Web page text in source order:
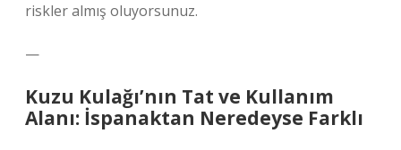
riskler almış oluyorsunuz.
—
Kuzu Kulağı’nın Tat ve Kullanım
Alanı: İspanaktan Neredeyse Farklı